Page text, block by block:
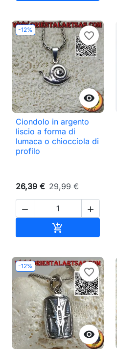
-12%

favorite_border
Ciondolo in argento
liscio a forma di
lumaca o chiocciola di
profilo
26,39 € 29,99 €
 
 Aggiungi al
-12%

favorite_border